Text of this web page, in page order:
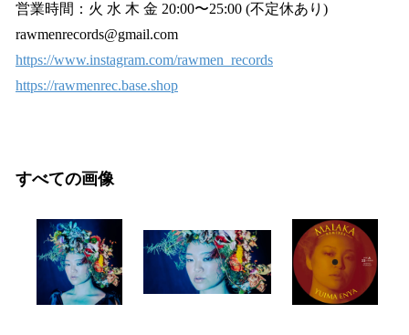
営業時間：火 水 木 金 20:00〜25:00 (不定休あり)
rawmenrecords@gmail.com
https://www.instagram.com/rawmen_records
https://rawmenrec.base.shop
すべての画像